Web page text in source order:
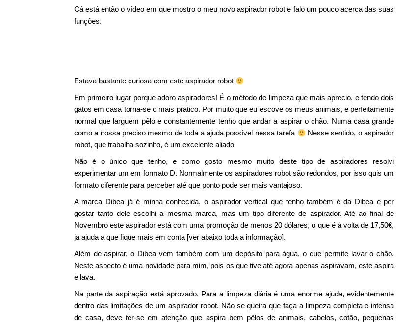
Cá está então o vídeo em que mostro o meu novo aspirador robot e falo um pouco acerca das suas
funções.
Estava bastante curiosa com este aspirador robot
Em primeiro lugar porque adoro aspiradores! É o método de limpeza que mais aprecio, e tendo dois
gatos em casa torna-se o mais prático. Por muito que eu escove os meus animais, é perfeitamente
normal que larguem pêlo e constantemente tenho que andar a aspirar o chão. Numa casa grande
como a nossa preciso mesmo de toda a ajuda possível nessa tarefa
Nesse sentido, o aspirador
robot, que trabalha sozinho, é um excelente aliado.
Não é o único que tenho, e como gosto mesmo muito deste tipo de aspiradores resolvi
experimentar um em formato D. Normalmente os aspiradores robot são redondos, por isso quis um
formato diferente para perceber até que ponto pode ser mais vantajoso.
A marca Dibea já é minha conhecida, o aspirador vertical que tenho também é da Dibea e por
gostar tanto dele escolhi a mesma marca, mas um tipo diferente de aspirador. Até ao final de
Novembro este aspirador está com uma promoção de menos 20 dólares, o que é à volta de 17,50€,
já ajuda a que fique mais em conta [ver abaixo toda a informação].
Além de aspirar, o Dibea vem também com um depósito para água, o que permite lavar o chão.
Neste aspecto é uma novidade para mim, pois os que tive até agora apenas aspiravam, este aspira
e lava.
Na parte da aspiração está aprovado. Para a limpeza diária é uma enorme ajuda, evidentemente
dentro das limitações de um aspirador robot. Não se queira que faça a limpeza completa e intensa
de casa, deve ter-se em atenção que aspira bem pêlos de animais, cabelos, cotão, pequenas